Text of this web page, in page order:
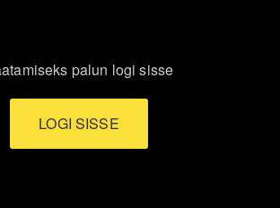
palun logi sisse
LOGI SISSE